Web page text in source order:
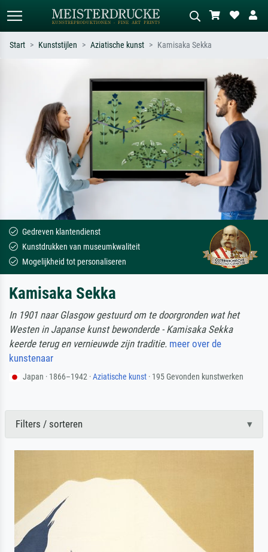
Zoek op kunstenaar, titel of stijl – bijv.
Monet, Sterrennacht, impressionisme,
Hokusai-golf, naakt.
Beschrijf de scène – bijv. groene
weide, abstract met veel rood, donker
olieverfschilderij, staand naakt naast
een boom.
Start Kunststijlen Aziatische kunst Kamisaka Sekka
Gedreven klantendienst
Kunstdrukken van museumkwaliteit
Mogelijkheid tot personaliseren
Kamisaka Sekka
In 1901 naar Glasgow gestuurd om te doorgronden wat het
Westen in Japanse kunst bewonderde - Kamisaka Sekka
keerde terug en vernieuwde zijn traditie. meer over de
kunstenaar
Japan · 1866–1942 ·Aziatische kunst · 195 Gevonden kunstwerken
Filters / sorteren